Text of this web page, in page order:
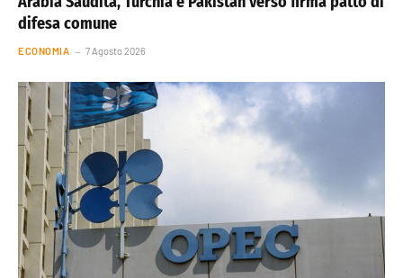
difesa comune
ECONOMIA 7 Agosto 2026